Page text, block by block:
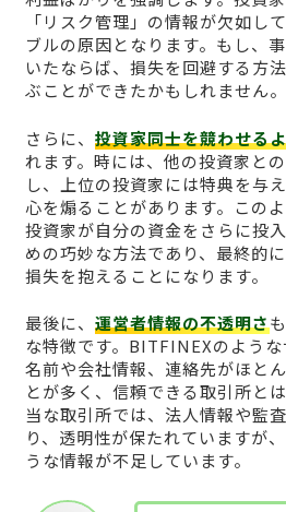
「リスク管理」の情報が欠如し
ブルの原因となります。もし、
いたならば、損失を回避する方
ぶことができたかもしれません。
さらに、 投資家同士を競わせる
れます。時には、他の投資家と
し、上位の投資家には特典を与
心を煽ることがあります。この
投資家が自分の資金をさらに投
めの巧妙な方法であり、最終的
損失を抱えることになります。
最後に、 運営者情報の不透明さ
な特徴です。BITFINEXのよう
名前や会社情報、連絡先がほと
とが多く、信頼できる取引所と
当な取引所では、法人情報や監
り、透明性が保たれていますが
うな情報が不足しています。